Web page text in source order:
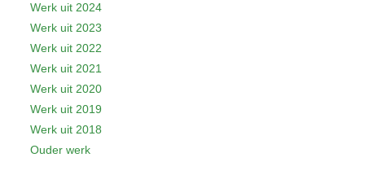
Werk uit 2024
Werk uit 2023
Werk uit 2022
Werk uit 2021
Werk uit 2020
Werk uit 2019
Werk uit 2018
Ouder werk